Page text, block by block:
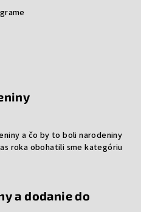
a čo by to boli narodeniny
roka obohatili sme kategóriu
a dodanie do